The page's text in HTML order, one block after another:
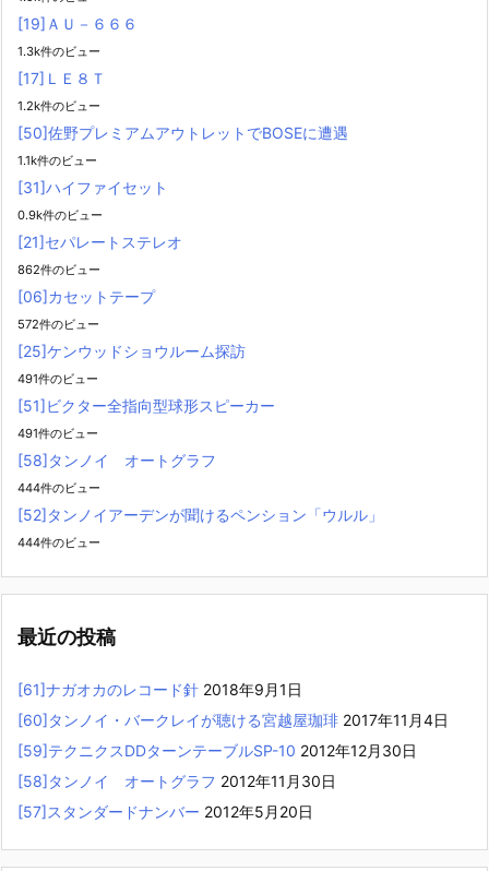
[19]ＡＵ－６６６
1.3k件のビュー
[17]ＬＥ８Ｔ
1.2k件のビュー
[50]佐野プレミアムアウトレットでBOSEに遭遇
1.1k件のビュー
[31]ハイファイセット
0.9k件のビュー
[21]セパレートステレオ
862件のビュー
[06]カセットテープ
572件のビュー
[25]ケンウッドショウルーム探訪
491件のビュー
[51]ビクター全指向型球形スピーカー
491件のビュー
[58]タンノイ オートグラフ
444件のビュー
[52]タンノイアーデンが聞けるペンション「ウルル」
444件のビュー
最近の投稿
[61]ナガオカのレコード針 2018年9月1日
[60]タンノイ・バークレイが聴ける宮越屋珈琲 2017年11月4日
[59]テクニクスDDターンテーブルSP-10 2012年12月30日
[58]タンノイ オートグラフ 2012年11月30日
[57]スタンダードナンバー 2012年5月20日